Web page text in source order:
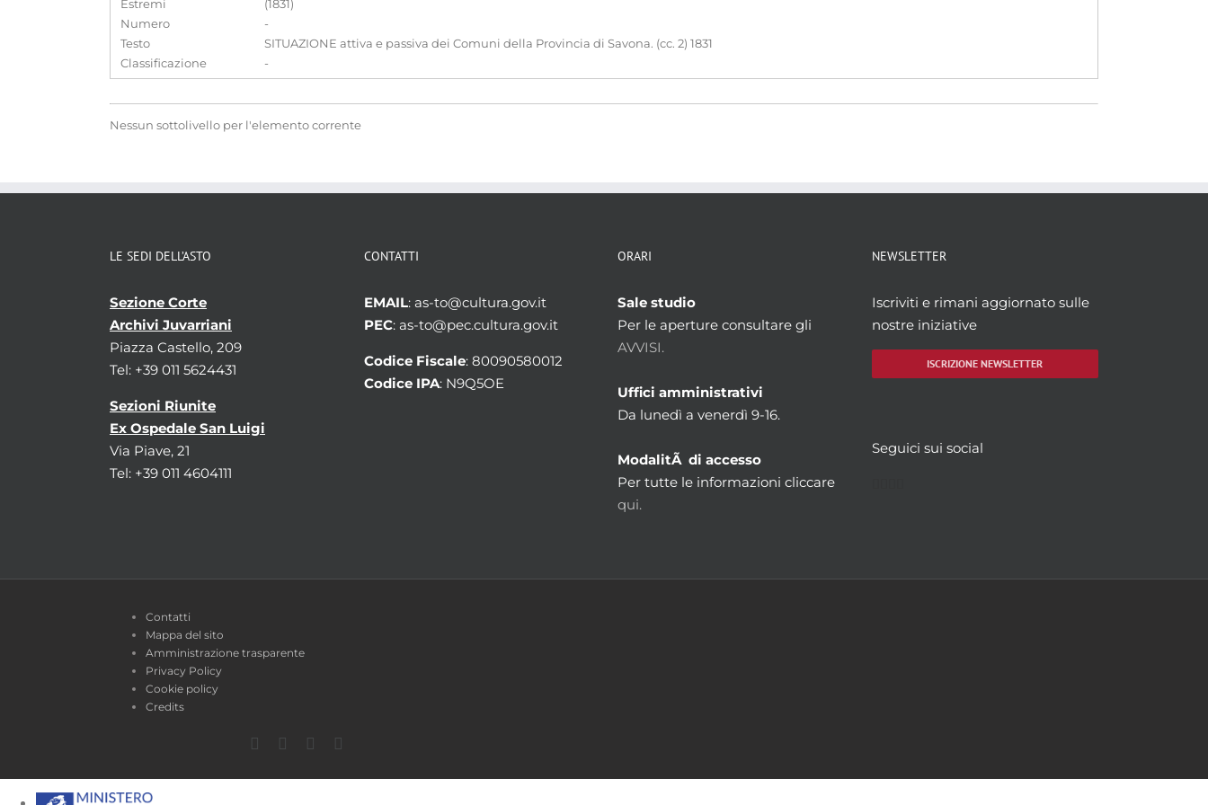
Estremi
(1831)
Numero
-
Testo
SITUAZIONE attiva e passiva dei Comuni della Provincia di Savona. (cc. 2) 1831
Classificazione
-
Nessun sottolivello per l'elemento corrente
LE SEDI DELL’ASTO
Sezione Corte
Archivi Juvarriani
Piazza Castello, 209
Tel: +39 011 5624431
Sezioni Riunite
Ex Ospedale San Luigi
Via Piave, 21
Tel: +39 011 4604111
CONTATTI
EMAIL: as-to@cultura.gov.it
PEC: as-to@pec.cultura.gov.it
Codice Fiscale: 80090580012
Codice IPA: N9Q5OE
ORARI
Sale studio
Per le aperture consultare gli
AVVISI.
Uffici amministrativi
Da lunedì a venerdì 9-16.
ModalitÃ di accesso
Per tutte le informazioni cliccare
qui.
NEWSLETTER
Iscriviti e rimani aggiornato sulle
nostre iniziative
ISCRIZIONE NEWSLETTER
Seguici sui social
Contatti
Mappa del sito
Amministrazione trasparente
Privacy Policy
Cookie policy
Credits
Facebook
TwitterYouTube